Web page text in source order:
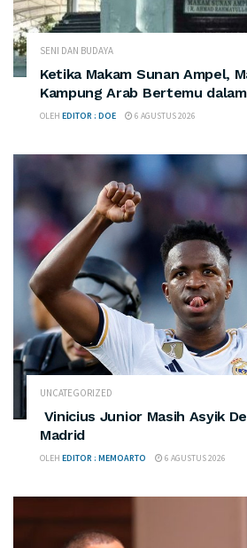
SENI DAN BUDAYA
Ketika Makam Sunan Ampel,
Kampung Arab Bertemu
OLEH EDITOR : DOE 6 AGUSTUS 2026
UNCATEGORIZED
Vinicius Junior Masih Asyik
Madrid
OLEH EDITOR : MEMOARTO 6 AGUSTUS 2026